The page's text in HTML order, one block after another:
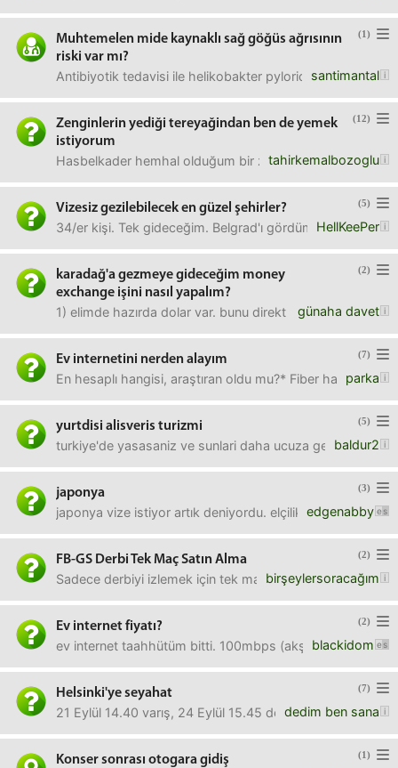
(1)
Muhtemelen mide kaynaklı sağ göğüs ağrısının
riski var mı?
santimantal
Antibiyotik tedavisi ile helikobakter pyloriden
(12)
Zenginlerin yediği tereyağindan ben de yemek
istiyorum
tahirkemalbozoglu
Hasbelkader hemhal olduğum bir zengin dayı var.
(5)
Vizesiz gezilebilecek en güzel şehirler?
HellKeePer
34/er kişi. Tek gideceğim. Belgrad'ı gördüm. Pasaport
(2)
karadağ'a gezmeye gideceğim money
exchange işini nasıl yapalım?
günaha davet
1) elimde hazırda dolar var. bunu direkt euroya mı
(7)
Ev internetini nerden alayım
parka
En hesaplı hangisi, araştıran oldu mu?* Fiber hariç.
(5)
yurtdisi alisveris turizmi
baldur2
turkiye'de yasasaniz ve sunlari daha ucuza getirmek
(3)
japonya
edgenabby
japonya vize istiyor artık deniyordu. elçilik sitesi gerek
(2)
FB-GS Derbi Tek Maç Satın Alma
birşeylersoracağım
Sadece derbiyi izlemek için tek maç satın alabiliyor
(2)
Ev internet fiyatı?
blackidom
ev internet taahhütüm bitti. 100mbps (akşam 20-24
(7)
Helsinki'ye seyahat
dedim ben sana
21 Eylül 14.40 varış, 24 Eylül 15.45 dönüş Helsinki uçak
(1)
Konser sonrası otogara gidiş